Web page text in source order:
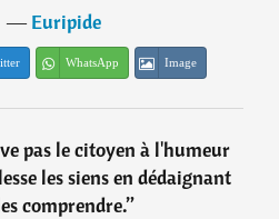
―Euripide
WhatsApp Image
pas le citoyen à l'humeur
les siens en dédaignant
comprendre.”